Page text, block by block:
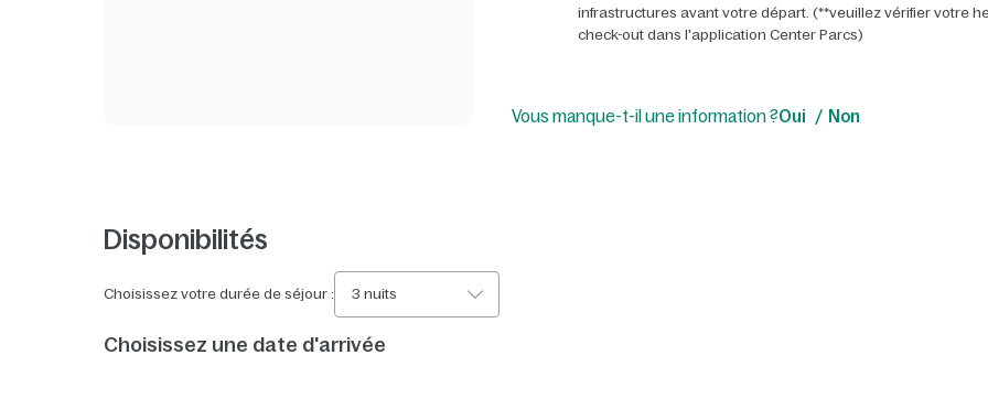
infrastructures avant votre départ. (**veuillez vérifier votre
check-out dans l'application Center Parcs)
Vous manque-t-il une information ?Oui Non
Disponibilités
Choisissez votre durée de séjour : 3 nuits
Choisissez une date d'arrivée